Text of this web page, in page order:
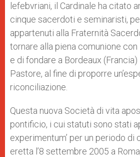
lefebvriani, il Cardinale ha citato
cinque sacerdoti e seminaristi,
appartenuti alla Fraternità
tornare alla piena comunione
e di fondare a Bordeaux (Francia)
Pastore, al fine di proporre
riconciliazione.
Questa nuova Società di vita
pontificio, i cui statuti sono stati
experimentum’ per un periodo di
eretta l’8 settembre 2005 a